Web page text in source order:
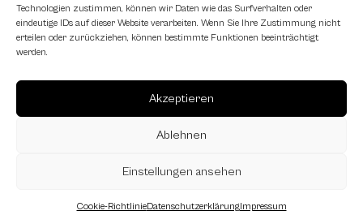
Technologien zustimmen, können wir Daten wie das Surfverhalten oder
eindeutige IDs auf dieser Website verarbeiten. Wenn Sie Ihre Zustimmung nicht
erteilen oder zurückziehen, können bestimmte Funktionen beeinträchtigt
werden.
Akzeptieren
Ablehnen
Einstellungen ansehen
Cookie-RichtlinieDatenschutzerklärungImpressum